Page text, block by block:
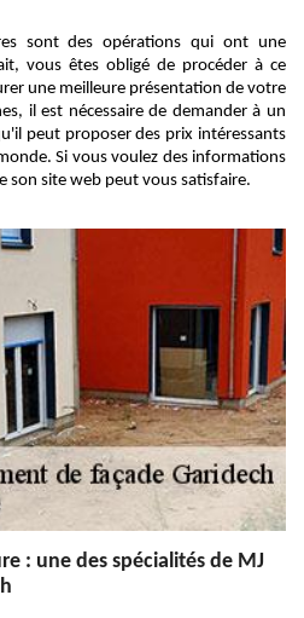
sont des opérations qui ont une
vous êtes obligé de procéder à ce
une meilleure présentation de votre
il est nécessaire de demander à un
peut proposer des prix intéressants
Si vous voulez des informations
son site web peut vous satisfaire.
: une des spécialités de MJ